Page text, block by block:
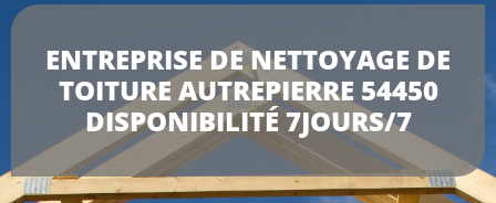
ENTREPRISE DE NETTOYAGE DE
TOITURE AUTREPIERRE 54450
DISPONIBILITÉ 7JOURS/7